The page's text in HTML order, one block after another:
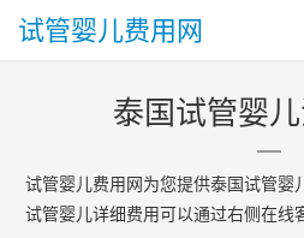
试管婴儿费用网
泰国试管婴
试管婴儿费用网为您提供泰国试管婴
试管婴儿详细费用可以通过右侧在线